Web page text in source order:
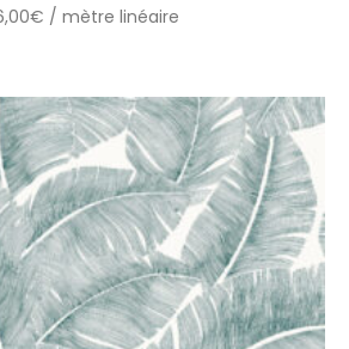
€ / mètre linéaire